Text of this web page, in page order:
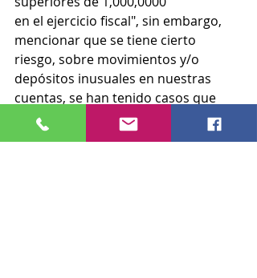
en el ejercicio fiscal", sin embargo,
mencionar que se tiene cierto
riesgo, sobre movimientos y/o
depósitos inusuales en nuestras
cuentas, se han tenido casos que
han solicitado explicaciones por
depósitos desde $50,000.